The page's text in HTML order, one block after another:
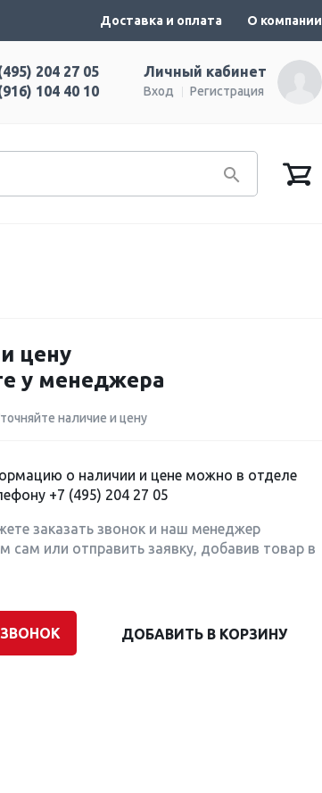
Доставка и оплата О компании
Личный кабинет
Вход Регистрация
204 27 05
104 40 10
цену
у менеджера
наличие и цену
о наличии и цене можно в отделе
+7 (495) 204 27 05
заказать звонок и наш менеджер
сам или отправить заявку, добавив товар в
ДОБАВИТЬ В КОРЗИНУ